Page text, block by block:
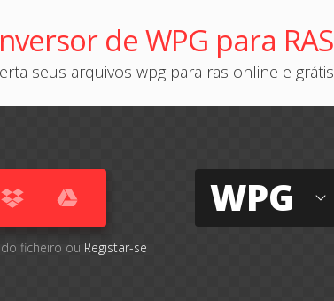
de WPG para RAS
seus arquivos wpg para ras online e grátis
ficheiro ou Registar-se
WPG